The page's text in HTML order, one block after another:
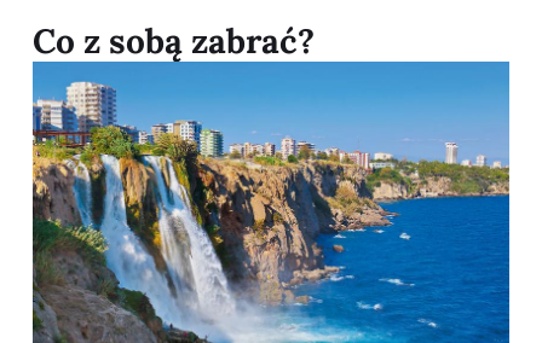
Co z sobą zabrać?